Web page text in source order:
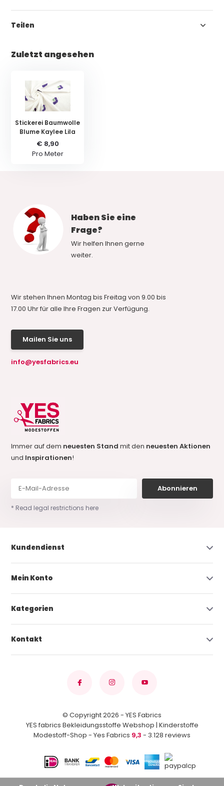
Teilen
Zuletzt angesehen
Stickerei Baumwolle
Blume Kaylee Lila
€ 8,90
Pro Meter
Haben Sie eine
Frage?
Wir helfen Ihnen gerne
weiter.
Wir stehen Ihnen Montag bis Freitag von 9.00 bis
17.00 Uhr für alle Ihre Fragen zur Verfügung.
Mailen Sie uns
info@yesfabrics.eu
Immer auf dem neuesten Standmit den neuesten Aktionen
und Inspirationen!
Abonnieren
* Read legal restrictions here
Kundendienst
Mein Konto
Kategorien
Kontakt
© Copyright 2026 - YES Fabrics
YES fabrics Bekleidungsstoffe Webshop | Kinderstoffe
Modestoff-Shop - Yes Fabrics 9,3 - 3.128 reviews